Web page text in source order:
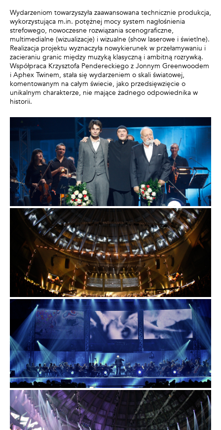
Wydarzeniom towarzyszyła zaawansowana technicznie produkcja,
wykorzystująca m.in. potężnej mocy system nagłośnienia
strefowego, nowoczesne rozwiązania scenograficzne,
multimedialne (wizualizacje) i wizualne (show laserowe i świetlne).
Realizacja projektu wyznaczyła nowykierunek w przełamywaniu i
zacieraniu granic między muzyką klasyczną i ambitną rozrywką.
Współpraca Krzysztofa Pendereckiego z Jonnym Greenwoodem
i Aphex Twinem, stała się wydarzeniem o skali światowej,
komentowanym na całym świecie, jako przedsięwzięcie o
unikalnym charakterze, nie mające żadnego odpowiednika w
historii.